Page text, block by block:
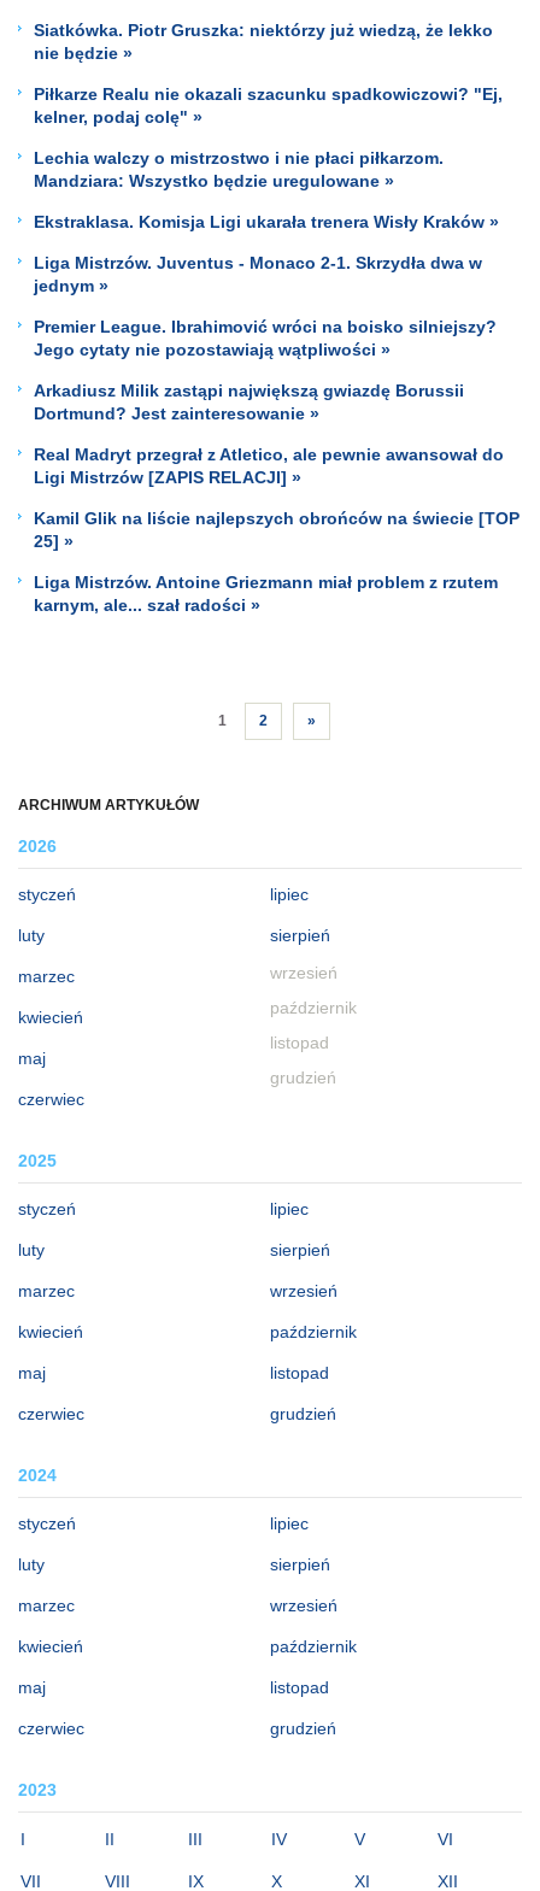
ARCHIWUM ARTYKUŁÓW
2026
styczeń
luty
marzec
kwiecień
maj
czerwiec
lipiec
sierpień
wrzesień
październik
listopad
grudzień
2025
styczeń
luty
marzec
kwiecień
maj
czerwiec
lipiec
sierpień
wrzesień
październik
listopad
grudzień
2024
styczeń
luty
marzec
kwiecień
maj
czerwiec
lipiec
sierpień
wrzesień
październik
listopad
grudzień
2023
I II III IV V VI
VII VIII IX X XI XII
Siatkówka. Piotr Gruszka: niektórzy już wiedzą, że lekko
nie będzie »
Piłkarze Realu nie okazali szacunku spadkowiczowi? "Ej,
kelner, podaj colę" »
Lechia walczy o mistrzostwo i nie płaci piłkarzom.
Mandziara: Wszystko będzie uregulowane »
Ekstraklasa. Komisja Ligi ukarała trenera Wisły Kraków »
Liga Mistrzów. Juventus - Monaco 2-1. Skrzydła dwa w
jednym »
Premier League. Ibrahimović wróci na boisko silniejszy?
Jego cytaty nie pozostawiają wątpliwości »
Arkadiusz Milik zastąpi największą gwiazdę Borussii
Dortmund? Jest zainteresowanie »
Real Madryt przegrał z Atletico, ale pewnie awansował do
Ligi Mistrzów [ZAPIS RELACJI] »
Kamil Glik na liście najlepszych obrońców na świecie [TOP
25] »
Liga Mistrzów. Antoine Griezmann miał problem z rzutem
karnym, ale... szał radości »
1 2 »